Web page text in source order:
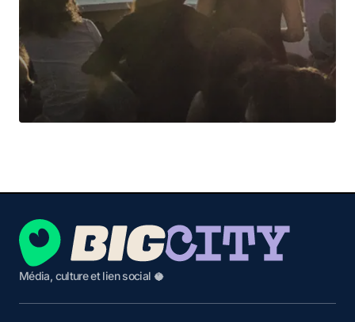
Média, culture et lien social 🥥